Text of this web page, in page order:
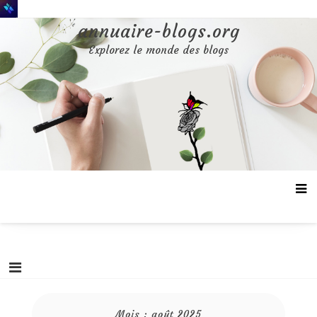
Aller
au
annuaire-blogs.org
Explorez le monde des blogs
Mois : août 2025